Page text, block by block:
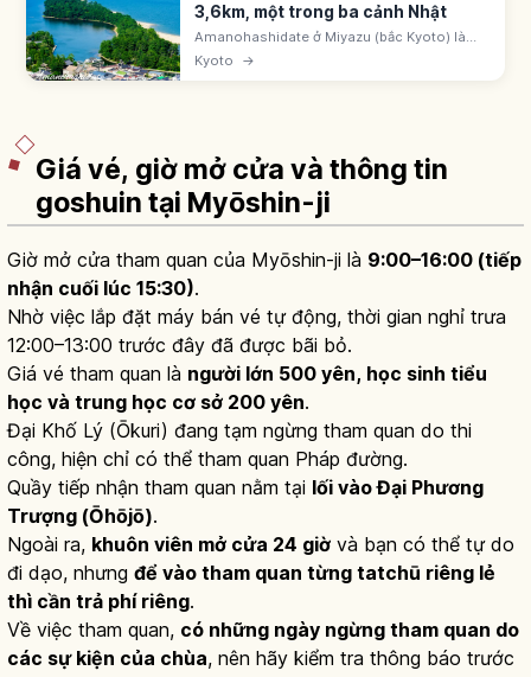
3,6km, một trong ba cảnh Nhật
Amanohashidate ở Miyazu (bắc Kyoto) là
một trong 'Nihon Sankei' cùng Matsushima
và Miyajima, dải cồn 3,6km phủ 6.700 cây
Kyoto →
Giá vé, giờ mở cửa và thông tin
goshuin tại Myōshin-ji
Giờ mở cửa tham quan của Myōshin-ji là 9:00–16:00 (tiếp
nhận cuối lúc 15:30).
Nhờ việc lắp đặt máy bán vé tự động, thời gian nghỉ trưa
12:00–13:00 trước đây đã được bãi bỏ.
Giá vé tham quan là người lớn 500 yên, học sinh tiểu
học và trung học cơ sở 200 yên.
Đại Khố Lý (Ōkuri) đang tạm ngừng tham quan do thi
công, hiện chỉ có thể tham quan Pháp đường.
Quầy tiếp nhận tham quan nằm tại lối vào Đại Phương
Trượng (Ōhōjō).
Ngoài ra, khuôn viên mở cửa 24 giờ và bạn có thể tự do
đi dạo, nhưng để vào tham quan từng tatchū riêng lẻ
thì cần trả phí riêng.
Về việc tham quan, có những ngày ngừng tham quan do
các sự kiện của chùa, nên hãy kiểm tra thông báo trước